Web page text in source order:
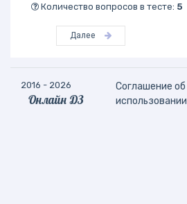
Количество вопросов в тесте: 5
Далее
2016 - 2026
Онлайн ДЗ
Соглашение об
использовании